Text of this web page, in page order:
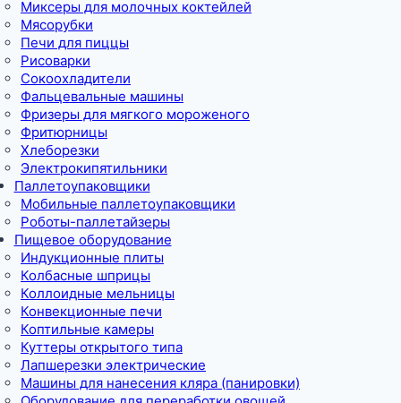
Миксеры для молочных коктейлей
Мясорубки
Печи для пиццы
Рисоварки
Сокоохладители
Фальцевальные машины
Фризеры для мягкого мороженого
Фритюрницы
Хлеборезки
Электрокипятильники
Паллетоупаковщики
Мобильные паллетоупаковщики
Роботы-паллетайзеры
Пищевое оборудование
Индукционные плиты
Колбасные шприцы
Коллоидные мельницы
Конвекционные печи
Коптильные камеры
Куттеры открытого типа
Лапшерезки электрические
Машины для нанесения кляра (панировки)